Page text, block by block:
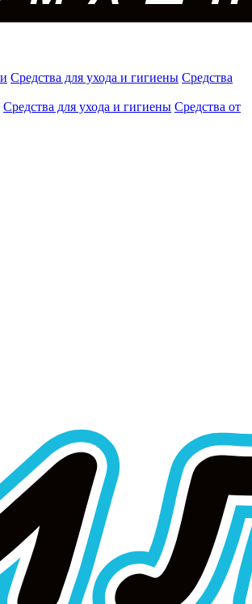
Средства для ухода и гигиены Средства
Средства для ухода и гигиены Средства от